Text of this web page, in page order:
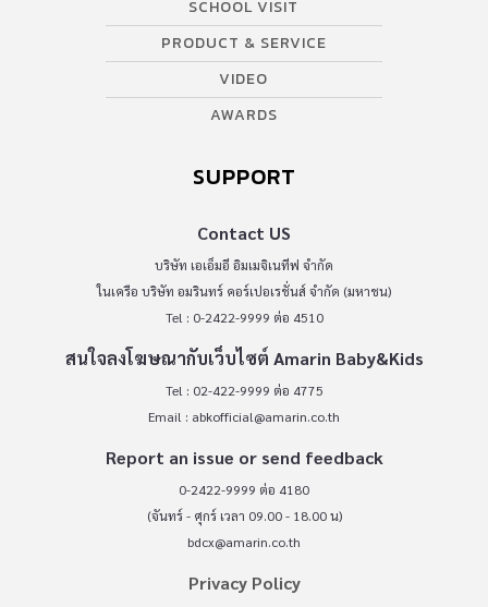
SCHOOL VISIT
PRODUCT & SERVICE
VIDEO
AWARDS
SUPPORT
Contact US
บริษัท เอเอ็มอี อิมเมจิเนทีฟ จำกัด
ในเครือ บริษัท อมรินทร์ คอร์เปอเรชั่นส์ จำกัด (มหาชน)
Tel : 0-2422-9999 ต่อ 4510
สนใจลงโฆษณากับเว็บไซต์ Amarin Baby&Kids
Tel : 02-422-9999 ต่อ 4775
Email : abkofficial@amarin.co.th
Report an issue or send feedback
0-2422-9999 ต่อ 4180
(จันทร์ - ศุกร์ เวลา 09.00 - 18.00 น)
bdcx@amarin.co.th
Privacy Policy